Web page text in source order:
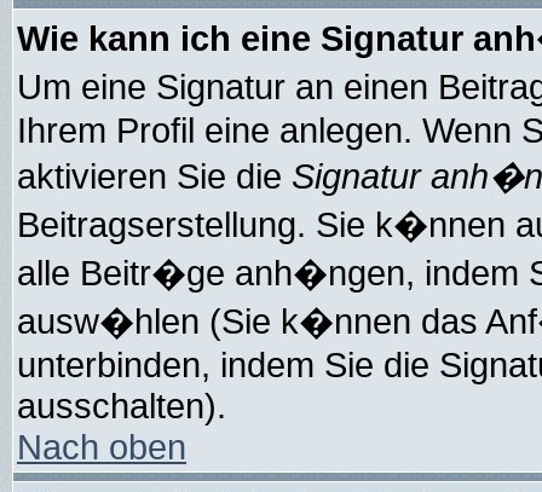
Wie kann ich eine Signatur
Um eine Signatur an einen
Ihrem Profil eine anlegen. Wenn
aktivieren Sie die Signatur
Beitragserstellung. Sie k�nnen
alle Beitr�ge anh�ngen, indem
ausw�hlen (Sie k�nnen das
unterbinden, indem Sie die
ausschalten).
Nach oben